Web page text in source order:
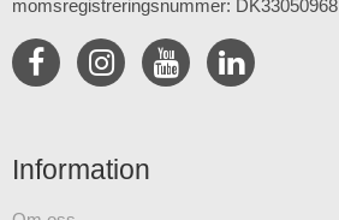
momsregistreringsnummer: DK33050968
Information